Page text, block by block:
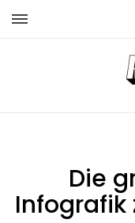
Die
Infografik